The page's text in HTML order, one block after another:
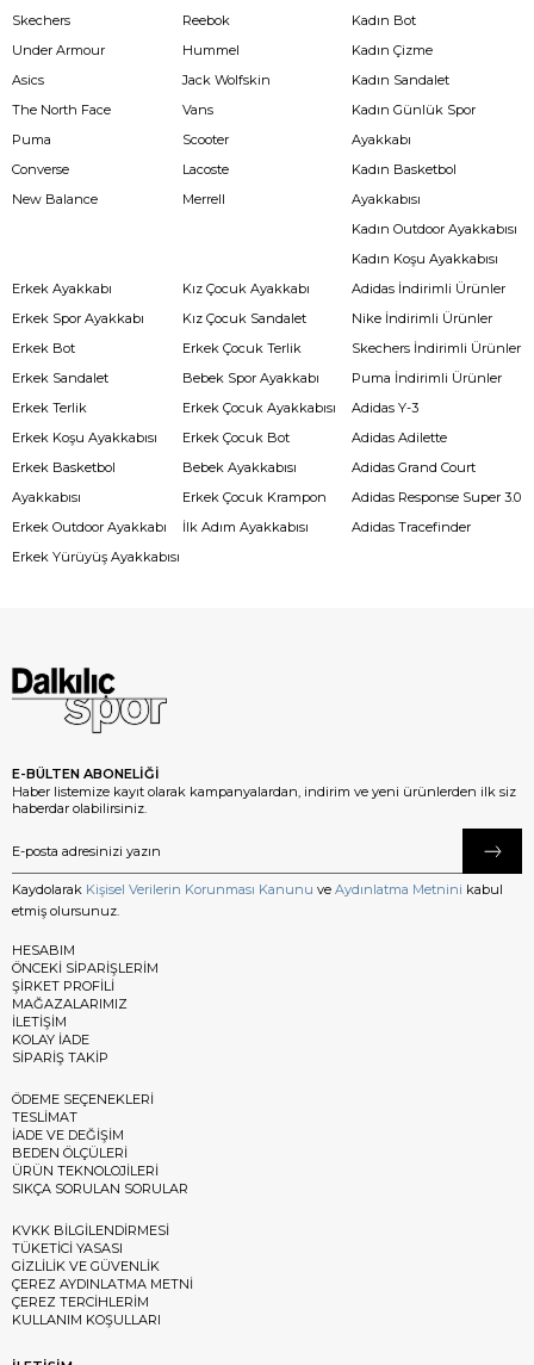
Skechers
Under Armour
Asics
The North Face
Puma
Converse
New Balance
Reebok
Hummel
Jack Wolfskin
Vans
Scooter
Lacoste
Merrell
Kadın Bot
Kadın Çizme
Kadın Sandalet
Kadın Günlük Spor
Ayakkabı
Kadın Basketbol
Ayakkabısı
Kadın Outdoor Ayakkabısı
Kadın Koşu Ayakkabısı
Erkek Ayakkabı
Erkek Spor Ayakkabı
Erkek Bot
Erkek Sandalet
Erkek Terlik
Erkek Koşu Ayakkabısı
Erkek Basketbol
Ayakkabısı
Erkek Outdoor Ayakkabı
Erkek Yürüyüş Ayakkabısı
Kız Çocuk Ayakkabı
Kız Çocuk Sandalet
Erkek Çocuk Terlik
Bebek Spor Ayakkabı
Erkek Çocuk Ayakkabısı
Erkek Çocuk Bot
Bebek Ayakkabısı
Erkek Çocuk Krampon
İlk Adım Ayakkabısı
Adidas İndirimli Ürünler
Nike İndirimli Ürünler
Skechers İndirimli Ürünler
Puma İndirimli Ürünler
Adidas Y-3
Adidas Adilette
Adidas Grand Court
Adidas Response Super 3.0
Adidas Tracefinder
E-BÜLTEN ABONELİĞİ
Haber listemize kayıt olarak kampanyalardan, indirim ve yeni ürünlerden ilk siz
haberdar olabilirsiniz.
Kaydolarak Kişisel Verilerin Korunması Kanunu ve Aydınlatma Metnini kabul
etmiş olursunuz.
HESABIM
ÖNCEKİ SİPARİŞLERİM
ŞİRKET PROFİLİ
MAĞAZALARIMIZ
İLETİŞİM
KOLAY İADE
SİPARİŞ TAKİP
ÖDEME SEÇENEKLERİ
TESLİMAT
İADE VE DEĞİŞİM
BEDEN ÖLÇÜLERİ
ÜRÜN TEKNOLOJİLERİ
SIKÇA SORULAN SORULAR
KVKK BİLGİLENDİRMESİ
TÜKETİCİ YASASI
GİZLİLİK VE GÜVENLİK
ÇEREZ AYDINLATMA METNİ
ÇEREZ TERCİHLERİM
KULLANIM KOŞULLARI